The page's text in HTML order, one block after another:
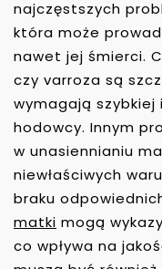
najczęstszych
która może
nawet jej śmierci.
czy varroza są
wymagają
hodowcy. Innym
w unasiennianiu
niewłaściwych
braku
matki mogą
co wpływa na